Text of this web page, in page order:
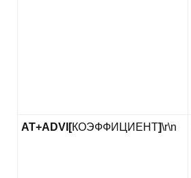
AT+ADVI[КОЭФФИЦИЕНТ]\r\n